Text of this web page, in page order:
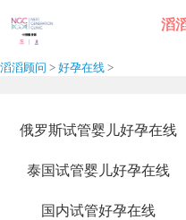
滔
滔滔顾问 > 好孕在线 >
俄罗斯试管婴儿好孕在线
泰国试管婴儿好孕在线
国内试管好孕在线